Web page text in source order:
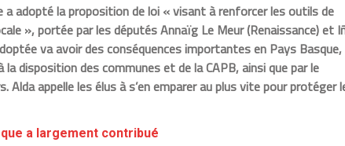
a adopté la proposition de loi « visant à renforcer les outils de
», portée par les députés Annaïg Le Meur (Renaissance) et
va avoir des conséquences importantes en Pays Basque,
disposition des communes et de la CAPB, ainsi que par le
appelle les élus à s’en emparer au plus vite pour protéger
a largement contribué